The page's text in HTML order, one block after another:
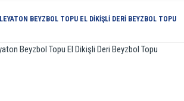
LEYATON BEYZBOL TOPU EL DIKIŞLI DERI BEYZBOL TOPU